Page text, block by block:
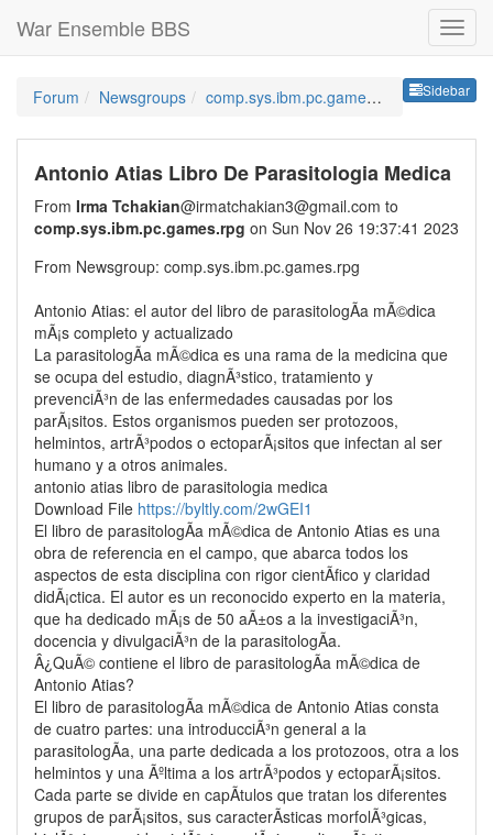
War Ensemble BBS
Sidebar
Forum Newsgroups comp.sys.ibm.pc.games.rpg
Antonio Atias Libro De Parasitologia Medica
From Irma Tchakian@irmatchakian3@gmail.com to
comp.sys.ibm.pc.games.rpg on Sun Nov 26 19:37:41 2023
From Newsgroup: comp.sys.ibm.pc.games.rpg
Antonio Atias: el autor del libro de parasitologÃ­a mÃ©dica
mÃ¡s completo y actualizado
La parasitologÃ­a mÃ©dica es una rama de la medicina que
se ocupa del estudio, diagnÃ³stico, tratamiento y
prevenciÃ³n de las enfermedades causadas por los
parÃ¡sitos. Estos organismos pueden ser protozoos,
helmintos, artrÃ³podos o ectoparÃ¡sitos que infectan al ser
humano y a otros animales.
antonio atias libro de parasitologia medica
Download File https://byltly.com/2wGEI1
El libro de parasitologÃ­a mÃ©dica de Antonio Atias es una
obra de referencia en el campo, que abarca todos los
aspectos de esta disciplina con rigor cientÃ­fico y claridad
didÃ¡ctica. El autor es un reconocido experto en la materia,
que ha dedicado mÃ¡s de 50 aÃ±os a la investigaciÃ³n,
docencia y divulgaciÃ³n de la parasitologÃ­a.
Â¿QuÃ© contiene el libro de parasitologÃ­a mÃ©dica de
Antonio Atias?
El libro de parasitologÃ­a mÃ©dica de Antonio Atias consta
de cuatro partes: una introducciÃ³n general a la
parasitologÃ­a, una parte dedicada a los protozoos, otra a los
helmintos y una Ãºltima a los artrÃ³podos y ectoparÃ¡sitos.
Cada parte se divide en capÃ­tulos que tratan los diferentes
grupos de parÃ¡sitos, sus caracterÃ­sticas morfolÃ³gicas,